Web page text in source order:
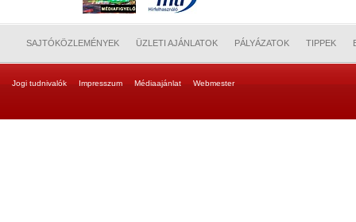
SAJTÓKÖZLEMÉNYEK ÜZLETI AJÁNLATOK PÁLYÁZATOK TIPPEK
Jogi tudnivalók Impresszum Médiaajánlat Webmester